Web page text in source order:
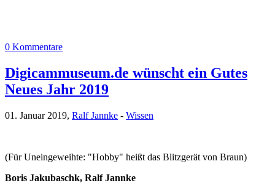
0 Kommentare
Digicammuseum.de wünscht ein Gutes
Neues Jahr 2019
01. Januar 2019, Ralf Jannke - Wissen
(Für Uneingeweihte: "Hobby" heißt das Blitzgerät von Braun)
Boris Jakubaschk, Ralf Jannke